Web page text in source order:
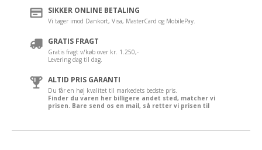
SIKKER ONLINE BETALING
Vi tager imod Dankort, Visa, MasterCard og MobilePay.
GRATIS FRAGT
Gratis fragt v/køb over kr. 1.250,-
Levering dag til dag.
ALTID PRIS GARANTI
Du får en høj kvalitet til markedets bedste pris.
Finder du varen her billigere andet sted, matcher vi
prisen. Bare send os en mail, så retter vi prisen til